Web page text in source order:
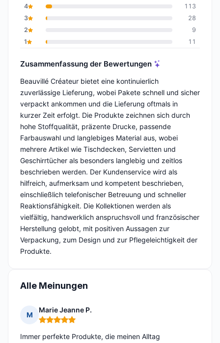
4
113
3
28
2
9
1
11
Zusammenfassung der Bewertungen
Beauvillé Créateur bietet eine kontinuierlich
zuverlässige Lieferung, wobei Pakete schnell und sicher
verpackt ankommen und die Lieferung oftmals in
kurzer Zeit erfolgt. Die Produkte zeichnen sich durch
hohe Stoffqualität, präzente Drucke, passende
Farbauswahl und langlebiges Material aus, wobei
mehrere Artikel wie Tischdecken, Servietten und
Geschirrtücher als besonders langlebig und zeitlos
beschrieben werden. Der Kundenservice wird als
hilfreich, aufmerksam und kompetent beschrieben,
einschließlich telefonischer Betreuung und schneller
Reaktionsfähigkeit. Die Kollektionen werden als
vielfältig, handwerklich anspruchsvoll und französischer
Herstellung gelobt, mit positiven Aussagen zur
Verpackung, zum Design und zur Pflegeleichtigkeit der
Produkte.
Alle Meinungen
M
Marie Jeanne P.
Hinweis: 5 von 5
Immer perfekte Produkte, die meinen Alltag